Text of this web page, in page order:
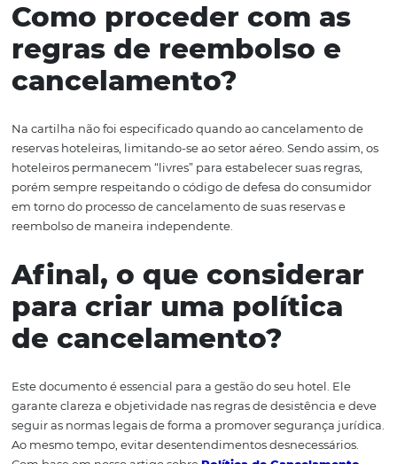
com dicas e ações práticas para minimizar os
Como proceder com
regras de reembolso
cancelamento?